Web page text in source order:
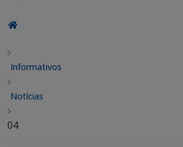
Informativos
Notícias
04